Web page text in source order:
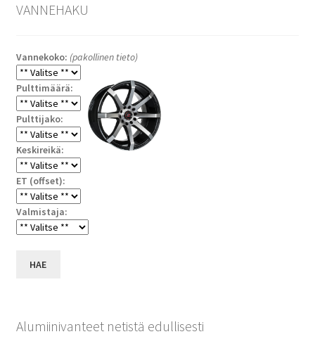
VANNEHAKU
Vannekoko: (pakollinen tieto)
Pulttimäärä:
Pulttijako:
Keskireikä:
ET (offset):
Valmistaja:
HAE
Alumiinivanteet netistä edullisesti